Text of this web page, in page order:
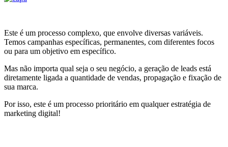
Este é um processo complexo, que envolve diversas variáveis.
Temos campanhas específicas, permanentes, com diferentes focos
ou para um objetivo em específico.
Mas não importa qual seja o seu negócio, a geração de leads está
diretamente ligada a quantidade de vendas, propagação e fixação de
sua marca.
Por isso, este é um processo prioritário em qualquer estratégia de
marketing digital!